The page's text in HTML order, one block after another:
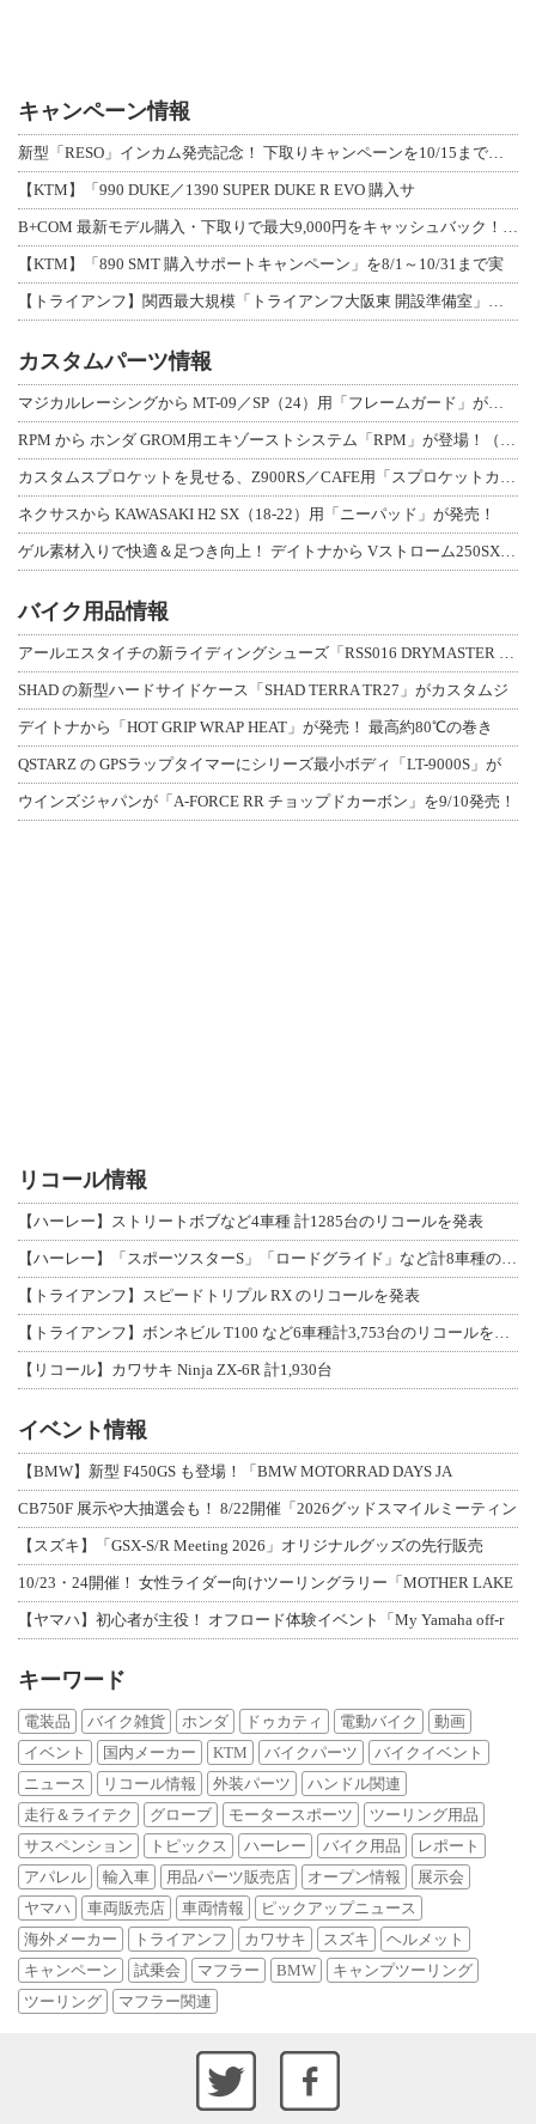
キャンペーン情報
新型「RESO」インカム発売記念！ 下取りキャンペーンを10/15まで延長して開
【KTM】「990 DUKE／1390 SUPER DUKE R EVO 購入サ
B+COM 最新モデル購入・下取りで最大9,000円をキャッシュバック！「B+F
【KTM】「890 SMT 購入サポートキャンペーン」を8/1～10/31まで実
【トライアンフ】関西最大規模「トライアンフ大阪東 開設準備室」がオープン！ 限定
カスタムパーツ情報
マジカルレーシングから MT-09／SP（24）用「フレームガード」が登場！
RPM から ホンダ GROM用エキゾーストシステム「RPM」が登場！（動画あり
カスタムスプロケットを見せる、Z900RS／CAFE用「スプロケットカバーフルキ
ネクサスから KAWASAKI H2 SX（18-22）用「ニーパッド」が発売！
ゲル素材入りで快適＆足つき向上！ デイトナから Vストローム250SX用「快適ロ
バイク用品情報
アールエスタイチの新ライディングシューズ「RSS016 DRYMASTER スト
SHAD の新型ハードサイドケース「SHAD TERRA TR27」がカスタムジ
デイトナから「HOT GRIP WRAP HEAT」が発売！ 最高約80℃の巻き
QSTARZ の GPSラップタイマーにシリーズ最小ボディ「LT-9000S」が
ウインズジャパンが「A-FORCE RR チョップドカーボン」を9/10発売！
リコール情報
【ハーレー】ストリートボブなど4車種 計1285台のリコールを発表
【ハーレー】「スポーツスターS」「ロードグライド」など計8車種のリコールを発表
【トライアンフ】スピードトリプル RX のリコールを発表
【トライアンフ】ボンネビル T100 など6車種計3,753台のリコールを発表
【リコール】カワサキ Ninja ZX-6R 計1,930台
イベント情報
【BMW】新型 F450GS も登場！「BMW MOTORRAD DAYS JA
CB750F 展示や大抽選会も！ 8/22開催「2026グッドスマイルミーティン
【スズキ】「GSX-S/R Meeting 2026」オリジナルグッズの先行販売
10/23・24開催！ 女性ライダー向けツーリングラリー「MOTHER LAKE
【ヤマハ】初心者が主役！ オフロード体験イベント「My Yamaha off-r
キーワード
電装品 バイク雑貨 ホンダ ドゥカティ 電動バイク
動画
イベント
国内メーカー KTM バイクパーツ
バイクイベント
ニュース
リコール情報 外装パーツ
ハンドル関連
走行＆ライテク
グローブ モータースポーツ
ツーリング用品
サスペンション
トピックス ハーレー バイク用品
レポート
アパレル
輸入車 用品パーツ販売店 オープン情報
展示会
ヤマハ
車両販売店 車両情報
ピックアップニュース
海外メーカー
トライアンフ カワサキ スズキ
ヘルメット
キャンペーン
試乗会 マフラー BMW
キャンプツーリング
ツーリング
マフラー関連